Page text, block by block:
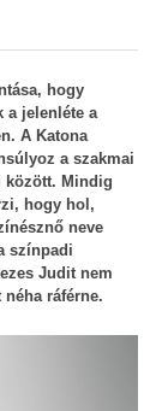
hogy
a jelenléte a
A Katona
a szakmai
között. Mindig
hogy hol,
neve
színpadi
Judit nem
ráférne.